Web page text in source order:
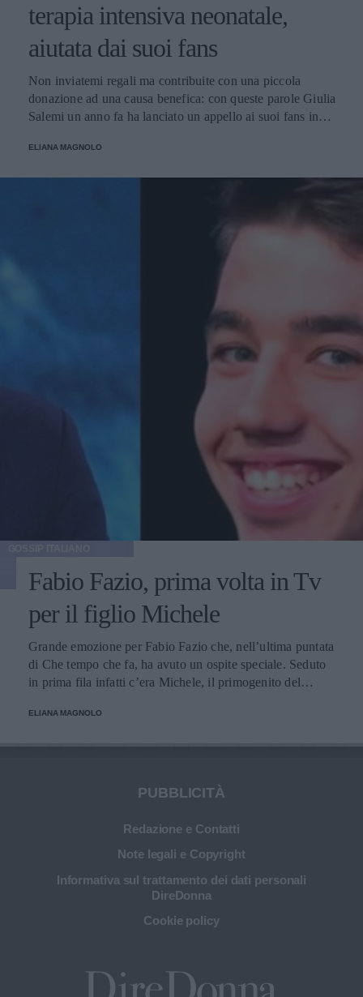
terapia intensiva neonatale,
aiutata dai suoi fans
Non inviatemi regali ma contribuite con una piccola
donazione ad una causa benefica: con queste parole Giulia
Salemi un anno fa ha lanciato un appello ai suoi fans in
considerevole utilizzata per l'acquisto di macchinari
ELIANA MAGNOLO
Fabio Fazio, prima volta in Tv
per il figlio Michele
Grande emozione per Fabio Fazio che, nell’ultima puntata
di Che tempo che fa, ha avuto un ospite speciale. Seduto
in prima fila infatti c’era Michele, il primogenito del
trasmissione televisiva.
ELIANA MAGNOLO
PUBBLICITÀ
Redazione e Contatti
Note legali e Copyright
Informativa sul trattamento dei dati personali
DireDonna
Cookie policy